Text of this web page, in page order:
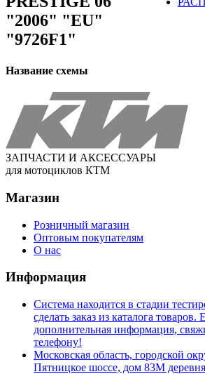
"2006" "EU"
"9726F1"
Название схемы
ЗАПЧАСТИ И АКСЕССУАРЫ
для мотоциклов КТМ
Магазин
Розничный магазин
Оптовым покупателям
О нас
Информация
Система находится в стадии
сделать заказ из каталога
дополнительная информация,
телефону!
Московская область, городской
Пятницкое шоссе, дом 83М